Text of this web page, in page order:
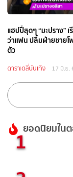
แฮปปี้สุดๆ “มะปราง” เ
ว่าแฟน ปลื้มฝ่ายชายโ
ตัว
ดาราเดลี่บันเทิง 17 มิ.ย.
ยอดนิยมใน
1